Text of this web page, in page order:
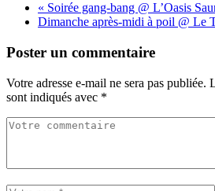
« Soirée gang-bang @ L’Oasis
Dimanche après-midi à poil @ Le
Poster un commentaire
Votre adresse e-mail ne sera pas publiée.
sont indiqués avec *